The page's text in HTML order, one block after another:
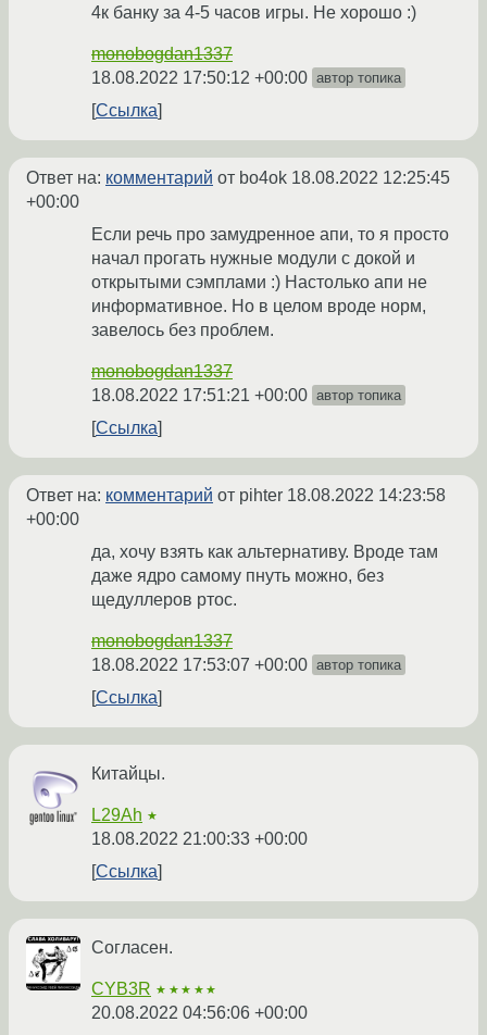
4к банку за 4-5 часов игры. Не хорошо :)
monobogdan1337
18.08.2022 17:50:12 +00:00 автор топика
Ссылка
Ответ на: комментарий от bo4ok 18.08.2022 12:25:45
+00:00
Если речь про замудренное апи, то я просто
начал прогать нужные модули с докой и
открытыми сэмплами :) Настолько апи не
информативное. Но в целом вроде норм,
завелось без проблем.
monobogdan1337
18.08.2022 17:51:21 +00:00 автор топика
Ссылка
Ответ на: комментарий от pihter 18.08.2022 14:23:58
+00:00
да, хочу взять как альтернативу. Вроде там
даже ядро самому пнуть можно, без
щедуллеров ртос.
monobogdan1337
18.08.2022 17:53:07 +00:00 автор топика
Ссылка
Китайцы.
L29Ah ★
18.08.2022 21:00:33 +00:00
Ссылка
Согласен.
CYB3R ★★★★★
20.08.2022 04:56:06 +00:00